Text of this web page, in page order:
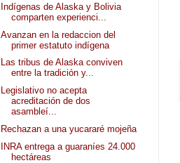
Indígenas de Alaska y Bolivia
comparten experienci...
Avanzan en la redaccion del
primer estatuto indígena
Las tribus de Alaska conviven
entre la tradición y...
Legislativo no acepta
acreditación de dos
asambleí...
Rechazan a una yucararé mojeña
INRA entrega a guaraníes 24.000
hectáreas